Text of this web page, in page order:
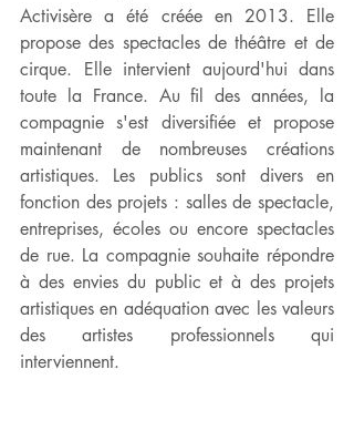
Activisère a été créée en 2013. Elle
propose des spectacles de théâtre et de
cirque. Elle intervient aujourd'hui dans
toute la France. Au fil des années, la
compagnie s'est diversifiée et propose
maintenant de nombreuses créations
artistiques. Les publics sont divers en
fonction des projets : salles de spectacle,
entreprises, écoles ou encore spectacles
de rue. La compagnie souhaite répondre
à des envies du public et à des projets
artistiques en adéquation avec les valeurs
des artistes professionnels qui
interviennent.